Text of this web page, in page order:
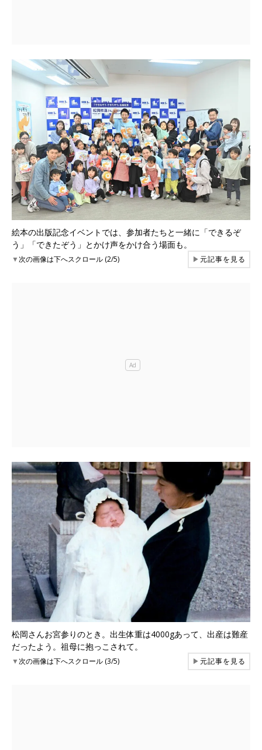
絵本の出版記念イベントでは、参加者たちと一緒に「できるぞ
う」「できたぞう」とかけ声をかけ合う場面も。
▼次の画像は下へスクロール (2/5) ▶元記事を見る
松岡さんお宮参りのとき。出生体重は4000gあって、出産は難産
だったよう。祖母に抱っこされて。
▼次の画像は下へスクロール (3/5) ▶元記事を見る